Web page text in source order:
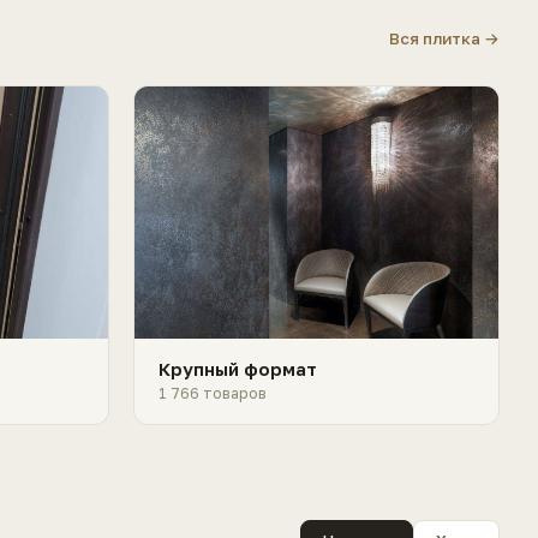
Вся плитка →
Крупный формат
1 766 товаров